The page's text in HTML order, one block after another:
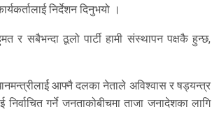
निर्देशन दिनुभयो ।
र सबैभन्दा ठूलो पार्टी हामी संस्थापन पक्षकै हुन्छ,
आफ्नै दलका नेताले अविश्वास र षड्यन्त्र
गर्ने जनताकोबीचमा ताजा जनादेशका लागि